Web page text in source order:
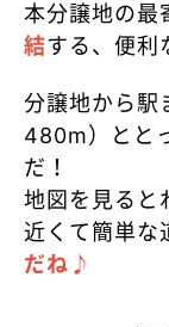
本分譲地の最
結する、便利
分譲地から駅
480m）とと
だ！
地図を見ると
近くて簡単な
だね♪